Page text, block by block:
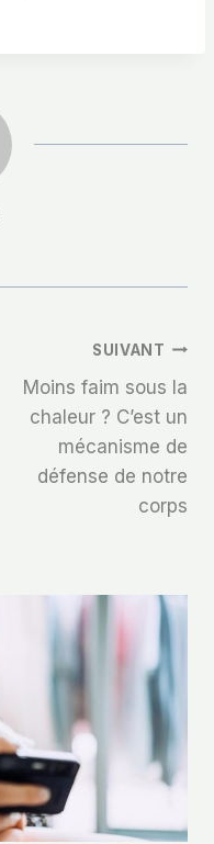
SUIVANT
Moins faim sous la
chaleur ? C’est un
mécanisme de
défense de notre
corps